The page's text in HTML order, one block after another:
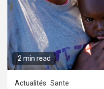
2 min read
Actualités Sante